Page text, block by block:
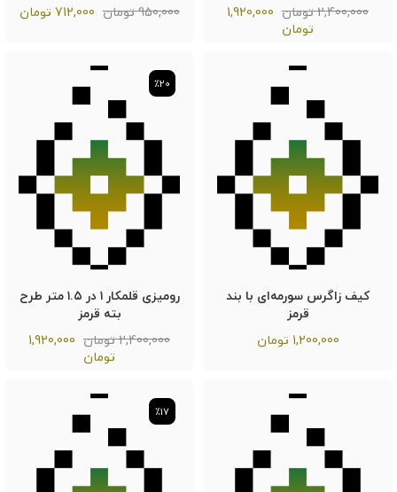
2,400,000 تومان
1,920,000
تومان
950,000 تومان
712,000 تومان
کیف زاگرس سورمه‌ای با بند
قرمز
1,200,000 تومان
٪20
رومیزی قلمکار ۱ در ۱.۵ متر طرح
بته قرمز
2,400,000 تومان
1,920,000
تومان
٪20
٪17
٪17